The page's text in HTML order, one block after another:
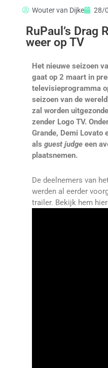
Wouter van Dijke 28/
RuPaul’s Drag
weer op TV
Het nieuwe seizoen
gaat op 2 maart in
televisieprogramma
seizoen van de
zal worden
zender Logo TV.
Grande, Demi Lovato
als guest judgeeen
plaatsnemen.
De deelnemers van
werden al eerder
trailer. Bekijk hem